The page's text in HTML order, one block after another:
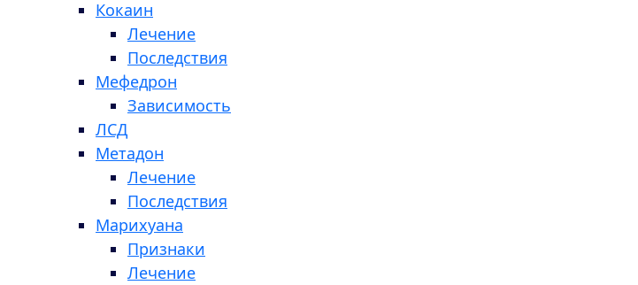
Кокаин
Лечение
Последствия
Мефедрон
Зависимость
ЛСД
Метадон
Лечение
Последствия
Марихуана
Признаки
Лечение